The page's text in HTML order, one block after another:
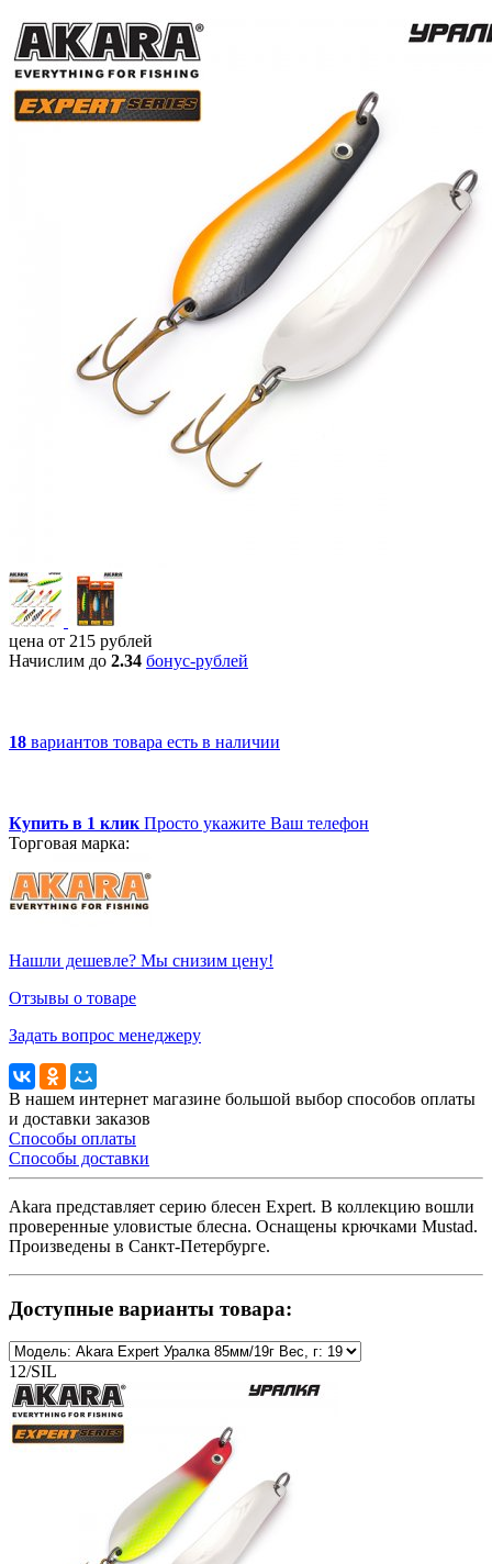
цена от 215 рублей
Начислим до 2.34 бонус-рублей
18 вариантов товара есть в наличии
Купить в 1 клик Просто укажите Ваш телефон
Торговая марка:
Нашли дешевле? Мы снизим цену!
Отзывы о товаре
Задать вопрос менеджеру
В нашем интернет магазине большой выбор способов оплаты
и доставки заказов
Способы оплаты
Способы доставки
Akara представляет серию блесен Expert. В коллекцию вошли
проверенные уловистые блесна. Оснащены крючками Mustad.
Произведены в Санкт-Петербурге.
Доступные варианты товара:
12/SIL